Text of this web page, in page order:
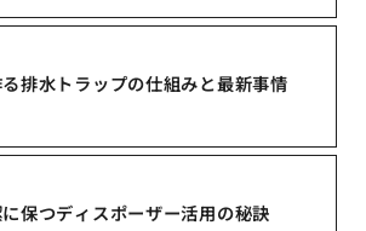
排水トラップの仕組みと最新事情
保つディスポーザー活用の秘訣